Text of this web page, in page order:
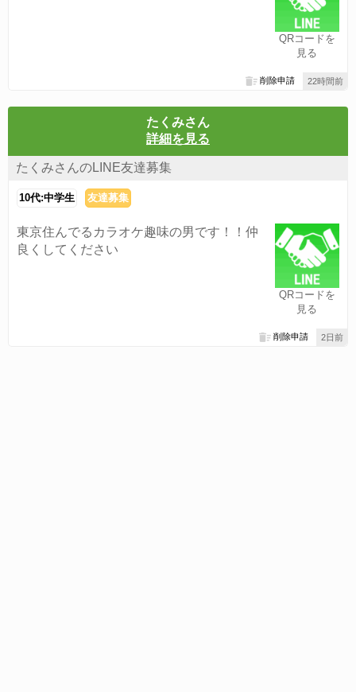
QRコードを
見る
22時間前
削除申請
たくみさん
詳細を見る
たくみさんのLINE友達募集
10代:中学生 友達募集
QRコードを
見る
東京住んでるカラオケ趣味の男です！！仲
良くしてください
2日前
削除申請